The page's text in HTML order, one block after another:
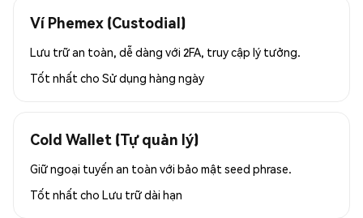
Ví Phemex (Custodial)
Lưu trữ an toàn, dễ dàng với 2FA, truy cập lý tưởng.
Tốt nhất cho Sử dụng hàng ngày
Cold Wallet (Tự quản lý)
Giữ ngoại tuyến an toàn với bảo mật seed phrase.
Tốt nhất cho Lưu trữ dài hạn